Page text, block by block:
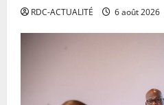
RDC-ACTUALITÉ 6 août 2026